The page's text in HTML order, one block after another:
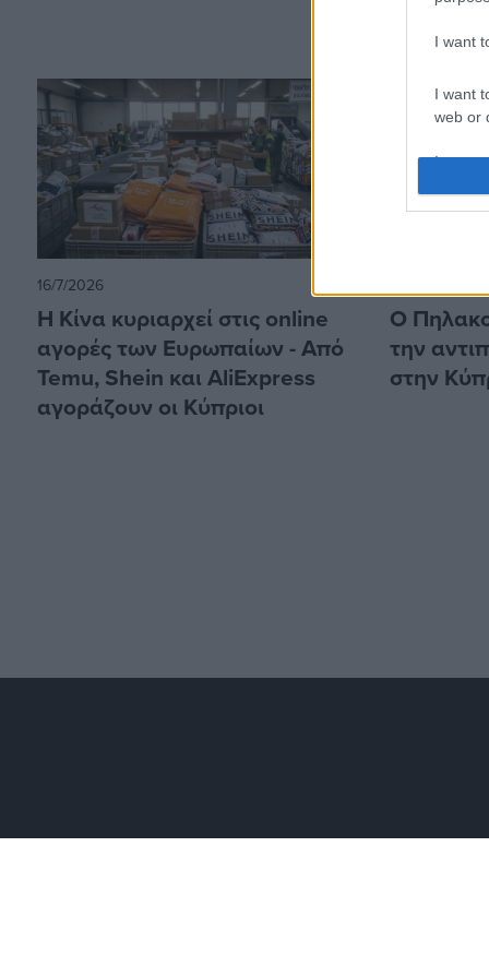
I want
I want
web or
I want
16/7/2026
Η Κίνα κυριαρχεί στις online
αγορές των Ευρωπαίων - Από
Temu, Shein και AliExpress
αγοράζουν οι Κύπριοι
Ο
την
στην